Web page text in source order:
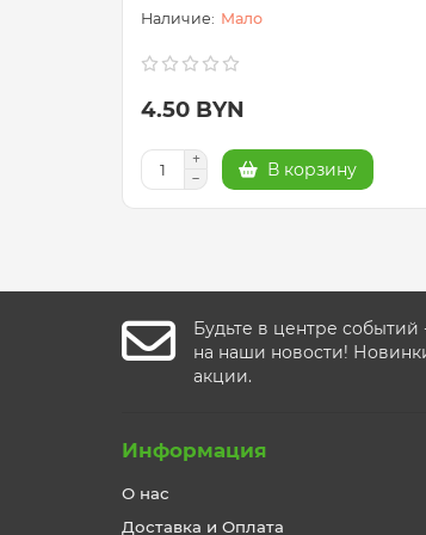
Мало
4.50 BYN
В корзину
Будьте в центре
на наши новости!
акции.
Информация
О нас
Доставка и Оплата